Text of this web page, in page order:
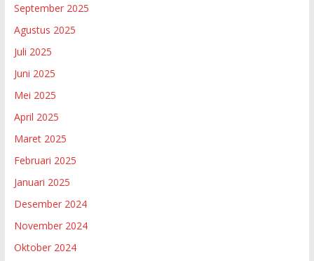
September 2025
Agustus 2025
Juli 2025
Juni 2025
Mei 2025
April 2025
Maret 2025
Februari 2025
Januari 2025
Desember 2024
November 2024
Oktober 2024